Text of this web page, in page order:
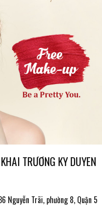
TRƯƠNG KY DUYEN
Nguyễn Trãi, phường 8, Quận 5